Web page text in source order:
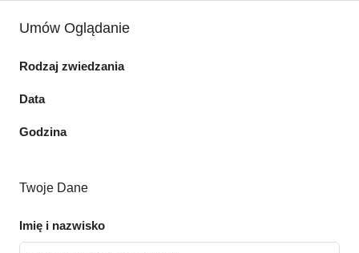
Umów Oglądanie
Rodzaj zwiedzania
Data
Godzina
Twoje Dane
Imię i nazwisko